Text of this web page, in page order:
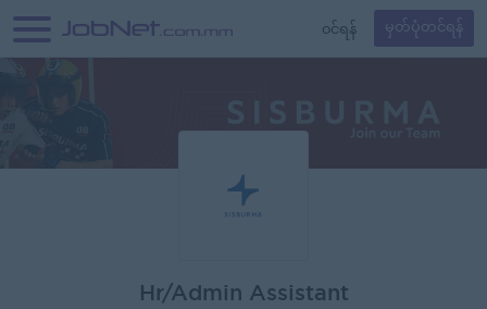
၀င်ရန် မှတ်ပုံတင်ရန်
Hr/Admin Assistant